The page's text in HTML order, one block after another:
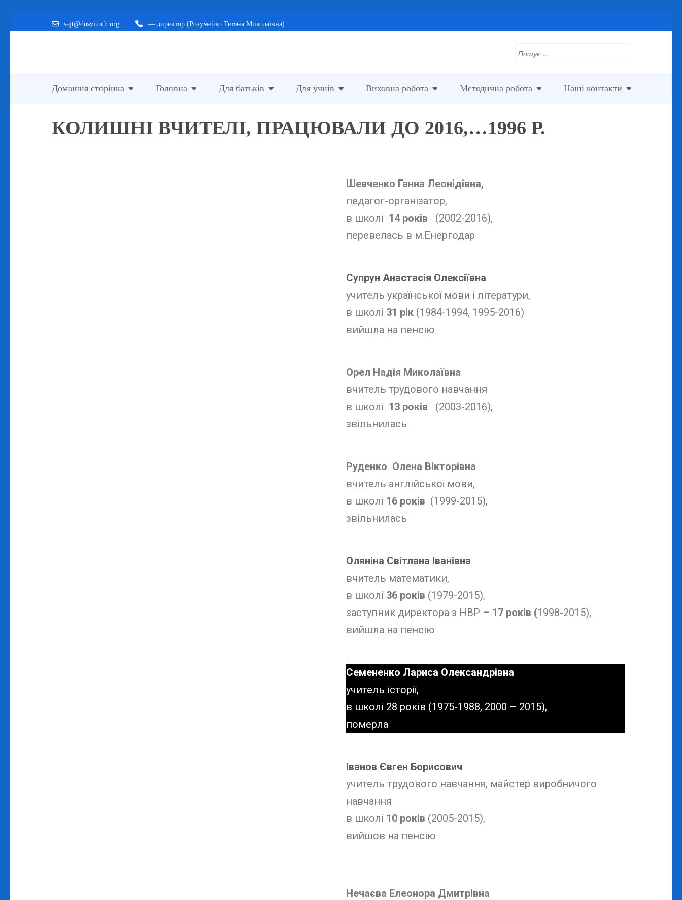
sajt@dnsvitoch.org — директор (Розумейко Тетяна Миколаївна)
Домашня сторінка Головна Для батьків Для учнів Виховна робота Методична робота Наші контакти
КОЛИШНІ ВЧИТЕЛІ, ПРАЦЮВАЛИ ДО 2016,…1996 Р.
Шевченко Ганна Леонідівна,
педагог-організатор,
в школі 14 років
(2002-2016),
перевелась в м.Енергодар
Супрун Анастасія Олексіївна
учитель української мови і літератури,
в школі 31 рік (1984-1994, 1995-2016)
вийшла на пенсію
Орел Надія Миколаївна
вчитель трудового навчання
в школі 13 років
(2003-2016),
звільнилась
Руденко Олена Вікторівна
вчитель англійської мови,
в школі 16 років (1999-2015),
звільнилась
Оляніна Світлана Іванівна
вчитель математики,
в школі 36 років (1979-2015),
заступник директора з НВР – 17 років (1998-2015),
вийшла на пенсію
Cемененко Лариса Олександрівна
учитель історії,
в школі 28 років (1975-1988, 2000 – 2015),
померла
Іванов Євген Борисович
учитель трудового навчання, майстер виробничого
навчання
в школі 10 років (2005-2015),
вийшов на пенсію
Нечаєва Елеонора Дмитрівна